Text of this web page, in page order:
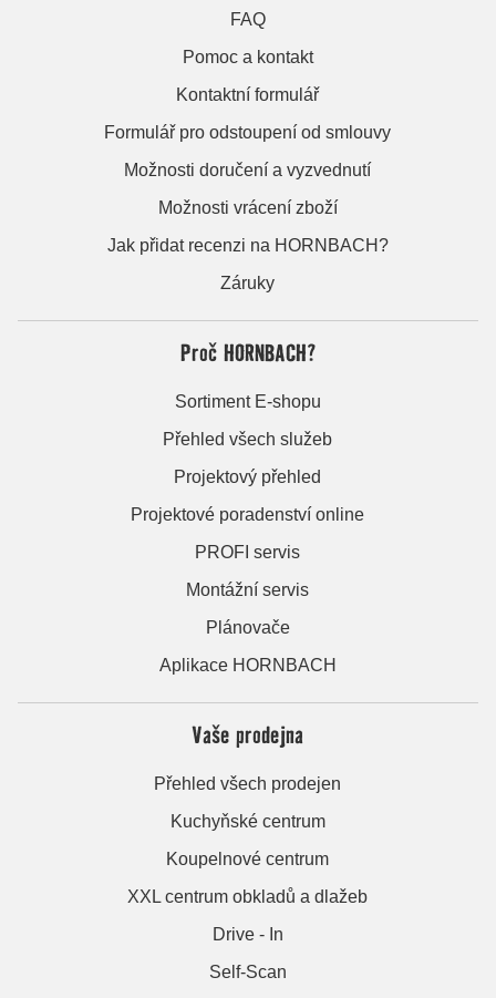
FAQ
Pomoc a kontakt
Kontaktní formulář
Formulář pro odstoupení od smlouvy
Možnosti doručení a vyzvednutí
Možnosti vrácení zboží
Jak přidat recenzi na HORNBACH?
Záruky
Proč HORNBACH?
Sortiment E-shopu
Přehled všech služeb
Projektový přehled
Projektové poradenství online
PROFI servis
Montážní servis
Plánovače
Aplikace HORNBACH
Vaše prodejna
Přehled všech prodejen
Kuchyňské centrum
Koupelnové centrum
XXL centrum obkladů a dlažeb
Drive - In
Self-Scan